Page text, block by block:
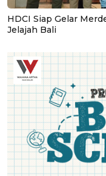
HDCI Siap Gelar
Jelajah Bali